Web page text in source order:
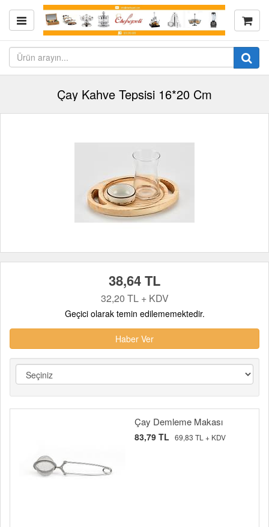
Çay Kahve Tepsisi 16*20 Cm
38,64 TL
32,20 TL + KDV
Geçici olarak temin edilememektedir.
Haber Ver
Çay Demleme Makası
83,79 TL 69,83 TL + KDV